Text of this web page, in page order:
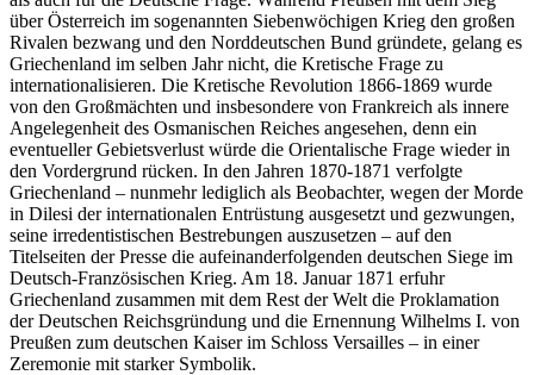
über Österreich im sogenannten Siebenwöchigen Krieg den großen
Rivalen bezwang und den Norddeutschen Bund gründete, gelang es
Griechenland im selben Jahr nicht, die Kretische Frage zu
internationalisieren. Die Kretische Revolution 1866-1869 wurde
von den Großmächten und insbesondere von Frankreich als innere
Angelegenheit des Osmanischen Reiches angesehen, denn ein
eventueller Gebietsverlust würde die Orientalische Frage wieder in
den Vordergrund rücken. In den Jahren 1870-1871 verfolgte
Griechenland – nunmehr lediglich als Beobachter, wegen der Morde
in Dilesi der internationalen Entrüstung ausgesetzt und gezwungen,
seine irredentistischen Bestrebungen auszusetzen – auf den
Titelseiten der Presse die aufeinanderfolgenden deutschen Siege im
Deutsch-Französischen Krieg. Am 18. Januar 1871 erfuhr
Griechenland zusammen mit dem Rest der Welt die Proklamation
der Deutschen Reichsgründung und die Ernennung Wilhelms I. von
Preußen zum deutschen Kaiser im Schloss Versailles – in einer
Zeremonie mit starker Symbolik.